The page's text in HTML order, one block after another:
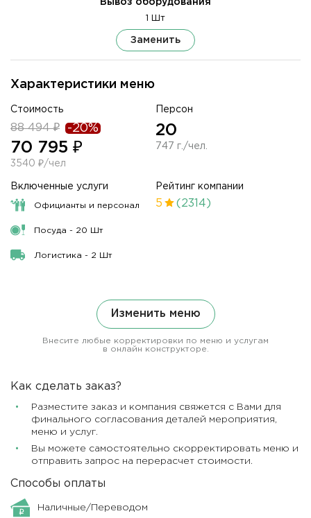
Характеристики меню
Стоимость
88 494 ₽ -20%
70 795 ₽
3540 ₽/чел
Персон
20
747 г./чел.
Включенные услуги
Официанты и персонал
Посуда - 20 Шт
Логистика - 2 Шт
Рейтинг компании
5 (2314)
Изменить меню
Внесите любые корректировки по меню и услугам
в онлайн конструкторе.
Вывоз оборудования
1 Шт
Заменить
Как сделать заказ?
Разместите заказ и компания свяжется с Вами для
финального согласования деталей мероприятия,
меню и услуг.
Вы можете самостоятельно скорректировать меню и
отправить запрос на перерасчет стоимости.
Способы оплаты
Наличные/Переводом